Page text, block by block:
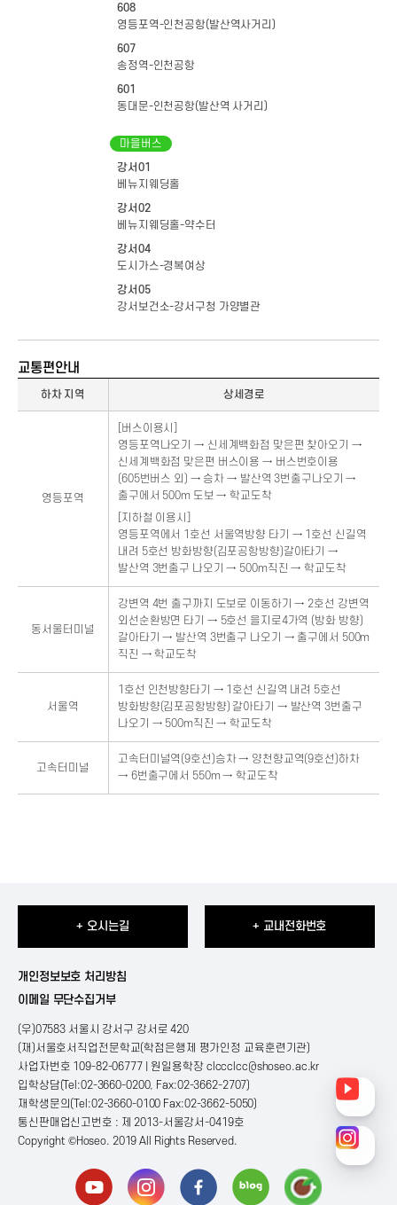
608
영등포역-인천공항(발산역사거리)
607
송정역-인천공항
601
동대문-인천공항(발산역 사거리)
마을버스
강서01
베뉴지웨딩홀
강서02
베뉴지웨딩홀-약수터
강서04
도시가스-경복여상
강서05
강서보건소-강서구청 가양별관
교통편안내
하차 지역 상세경로
영등포역
[버스이용시]
영등포역나오기 → 신세계백화점 맞은편 찾아오기 →
신세계백화점 맞은편 버스이용 → 버스번호이용
(605번버스 외) → 승차 → 발산역 3번출구나오기 →
출구에서 500m 도보 → 학교도착
[지하철 이용시]
영등포역에서 1호선 서울역방향 타기 → 1호선 신길역
내려 5호선 방화방향(김포공항방향)갈아타기 →
발산역 3번출구 나오기 → 500m직진 → 학교도착
동서울터미널
강변역 4번 출구까지 도보로 이동하기 → 2호선 강변역
외선순환방면 타기 → 5호선 을지로4가역 (방화 방향)
갈아타기 → 발산역 3번출구 나오기 → 출구에서 500m
직진 → 학교도착
서울역
1호선 인천방향타기 → 1호선 신길역 내려 5호선
방화방향(김포공항방향) 갈아타기 → 발산역 3번출구
나오기 → 500m직진 → 학교도착
고속터미널
고속터미널역(9호선)승차 → 양천향교역(9호선)하차
→ 6번출구에서 550m → 학교도착
+ 오시는길 + 교내전화번호
개인정보보호 처리방침
이메일 무단수집거부
(우)07583 서울시 강서구 강서로 420
(재)서울호서직업전문학교(학점은행제 평가인정 교육훈련기관)
사업자번호 109-82-06777 | 원일용학장 clccclcc@shoseo.ac.kr
입학상담(Tel:02-3660-0200, Fax:02-3662-2707)
재학생문의(Tel:02-3660-0100 Fax:02-3662-5050)
통신판매업신고번호 : 제 2013-서울강서-0419호
Copyright ©Hoseo. 2019 All Rights Reserved.